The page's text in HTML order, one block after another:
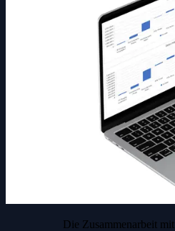
Die Zusammenarbeit